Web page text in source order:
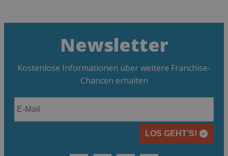
Newsletter
Kostenlose Informationen über weitere Franchise-
Chancen erhalten
LOS GEHT’S!